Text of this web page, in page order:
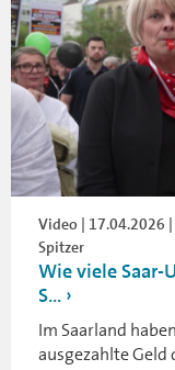
Video | 17.04.2026 |
Spitzer
Wie viele Saar-
S...
Im Saarland
ausgezahlte